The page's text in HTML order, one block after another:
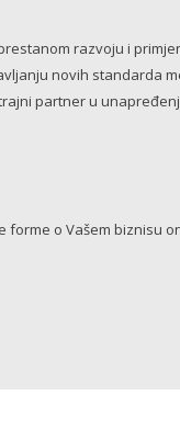
razvoju i
novih standarda
partner u
o Vašem biznisu